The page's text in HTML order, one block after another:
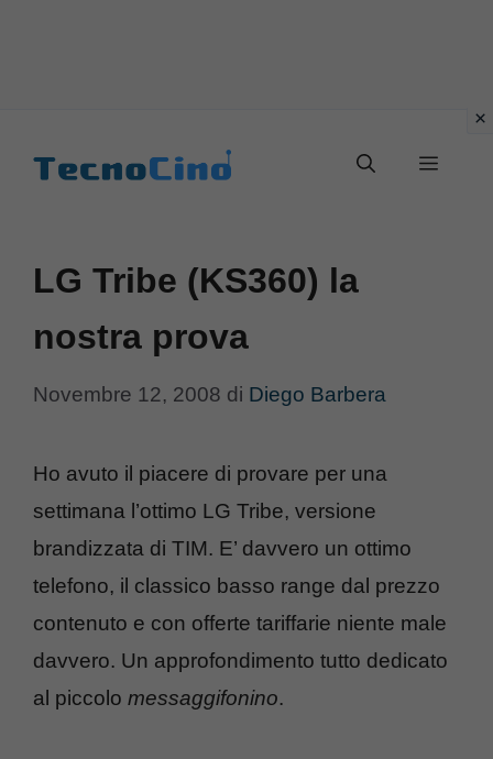
Menu
LG Tribe (KS360) la
nostra prova
Novembre 12, 2008 di Diego Barbera
Ho avuto il piacere di provare per una
settimana l’ottimo LG Tribe, versione
brandizzata di TIM. E’ davvero un ottimo
telefono, il classico basso range dal prezzo
contenuto e con offerte tariffarie niente male
davvero. Un approfondimento tutto dedicato
al piccolo messaggifonino.